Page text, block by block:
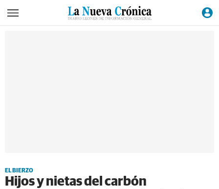
EL BIERZO
Hijos y nietas del carbón